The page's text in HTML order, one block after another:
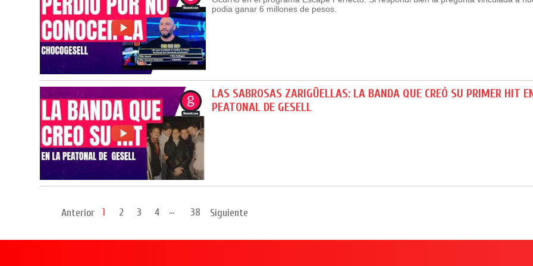
podia ganar 6 millones de pesos.
LAS SABROSAS ZARIGÜELLAS: LA BANDA QUE CREÓ SU PRIMER HIT
PEATONAL DE GESELL
Anterior 1 2 3 4 ... 38 Siguiente